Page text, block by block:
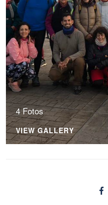
4 Fotos
VIEW GALLERY